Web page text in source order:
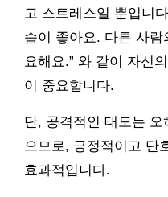
고 스트레스일 뿐입니
습이 좋아요. 다른 사
요해요.” 와 같이 자신
이 중요합니다.
단, 공격적인 태도는
으므로, 긍정적이고 단
효과적입니다.